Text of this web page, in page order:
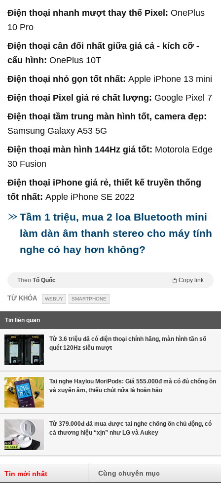
Điện thoại nhanh mượt thay thế Pixel: OnePlus
10 Pro
Điện thoại cân đối nhất giữa giá cả - kích cỡ -
cấu hình: OnePlus 10T
Điện thoại nhỏ gọn tốt nhất: Apple iPhone 13 mini
Điện thoại Pixel giá rẻ chất lượng: Google Pixel 7
Điện thoại tầm trung màn hình tốt, camera đẹp:
Samsung Galaxy A53 5G
Điện thoại màn hình 144Hz giá tốt: Motorola Edge
30 Fusion
Điện thoại iPhone giá rẻ, thiết kế truyền thống
tốt nhất: Apple iPhone SE 2022
Tầm 1 triệu, mua 2 loa Bluetooth mini
làm dàn âm thanh stereo cho máy tính
nghe có hay hơn không?
Theo Tổ Quốc Copy link
TỪ KHÓA WEBUY SMARTPHONE
Tin liên quan
Từ 3.6 triệu đã có điện thoại chính hãng, màn hình tần số
quét 120Hz siêu mượt
Tai nghe Haylou MoriPods: Giá 555.000đ mà có đủ chống ồn
và xuyên âm, thiếu chút nữa là hoàn hảo
Từ 379.000đ đã mua được tai nghe chống ồn chủ động, có
cả thương hiệu “xịn” như LG và Aukey
Tin mới nhất Cùng chuyên mục